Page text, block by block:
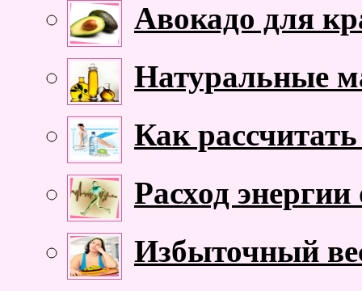
Авокадо для
Натуральные
Как
Расход
Избыточный